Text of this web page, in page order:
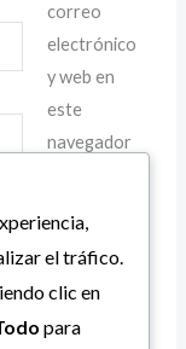
correo
electrónico
y web en
este
navegador
el tráfico.
clic en
para